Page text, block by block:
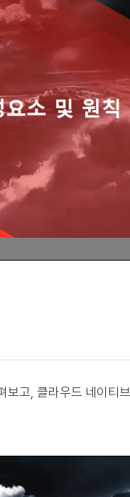
고, 클라우드 네이티